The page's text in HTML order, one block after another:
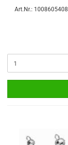
Art.Nr.: 1008605408